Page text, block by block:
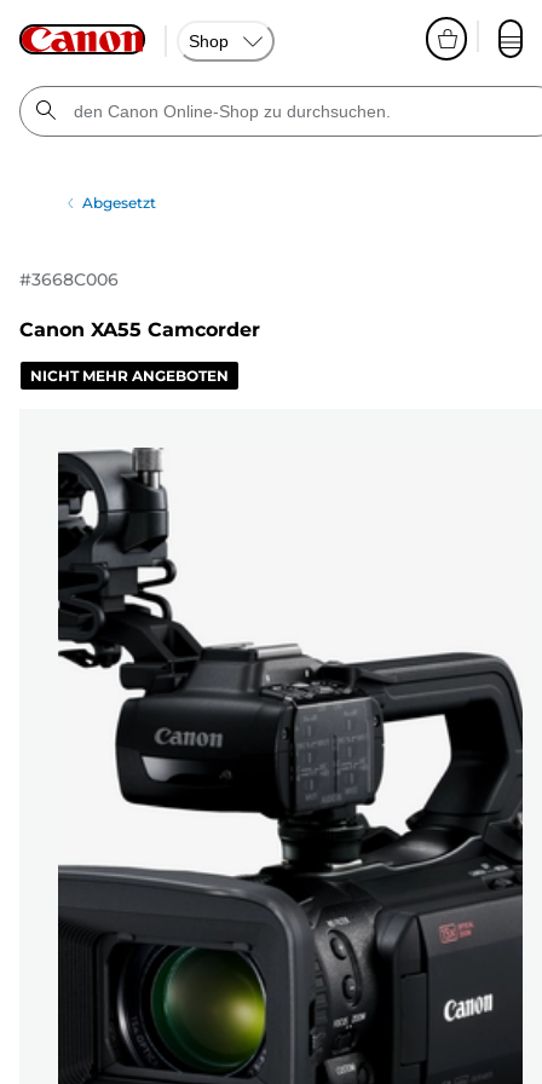
Shop
Abgesetzt
#3668C006
Canon XA55 Camcorder
NICHT MEHR ANGEBOTEN